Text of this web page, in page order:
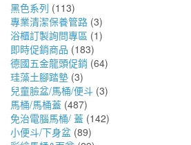
黑色系列 (113)
專業清潔保養管路 (3)
浴櫃訂製詢問專區 (1)
即時促銷商品 (183)
德國五金龍頭促銷 (64)
珪藻土腳踏墊 (3)
兒童臉盆/馬桶/便斗 (3)
馬桶/馬桶蓋 (487)
免治電腦馬桶/ 蓋 (142)
小便斗/下身盆 (89)